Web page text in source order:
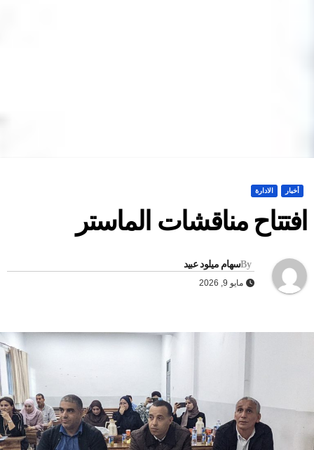
أخبار الادارة
مناقشات الماستر
Byسهام ميلود عبيد
مايو 9, 2026